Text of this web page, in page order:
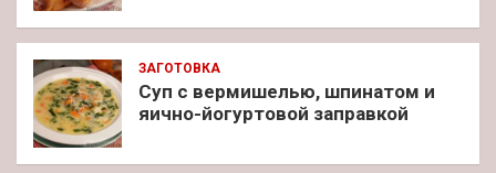
ЗАГОТОВКА
Суп с вермишелью, шпинатом и
яично-йогуртовой заправкой